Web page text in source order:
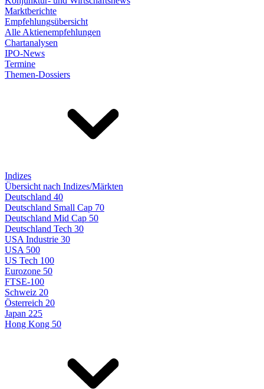
Marktberichte
Empfehlungsübersicht
Alle Aktienempfehlungen
Chartanalysen
IPO-News
Termine
Themen-Dossiers
Indizes
Übersicht nach Indizes/Märkten
Deutschland 40
Deutschland Small Cap 70
Deutschland Mid Cap 50
Deutschland Tech 30
USA Industrie 30
USA 500
US Tech 100
Eurozone 50
FTSE-100
Schweiz 20
Österreich 20
Japan 225
Hong Kong 50